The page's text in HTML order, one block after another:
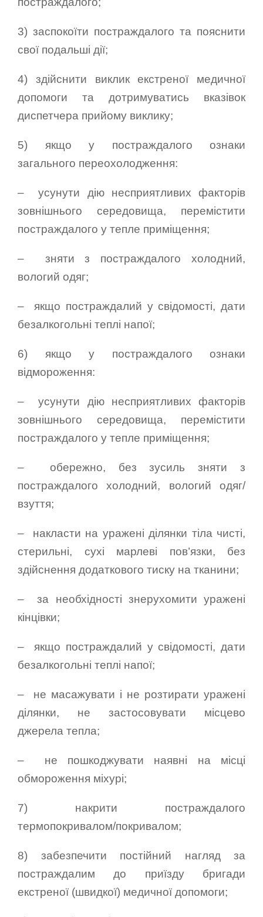
3) заспокоїти постраждалого та пояснити
свої подальші дії;
4) здійснити виклик екстреної медичної
допомоги та дотримуватись вказівок
диспетчера прийому виклику;
5) якщо у постраждалого ознаки
загального переохолодження:
– усунути дію несприятливих факторів
зовнішнього середовища, перемістити
постраждалого у тепле приміщення;
– зняти з постраждалого холодний,
вологий одяг;
– якщо постраждалий у свідомості, дати
безалкогольні теплі напої;
6) якщо у постраждалого ознаки
відмороження:
– усунути дію несприятливих факторів
зовнішнього середовища, перемістити
постраждалого у тепле приміщення;
– обережно, без зусиль зняти з
постраждалого холодний, вологий одяг/
взуття;
– накласти на уражені ділянки тіла чисті,
стерильні, сухі марлеві пов’язки, без
здійснення додаткового тиску на тканини;
– за необхідності знерухомити уражені
кінцівки;
– якщо постраждалий у свідомості, дати
безалкогольні теплі напої;
– не масажувати і не розтирати уражені
ділянки, не застосовувати місцево
джерела тепла;
– не пошкоджувати наявні на місці
обмороження міхурі;
7) накрити постраждалого
термопокривалом/покривалом;
8) забезпечити постійний нагляд за
постраждалим до приїзду бригади
екстреної (швидкої) медичної допомоги;